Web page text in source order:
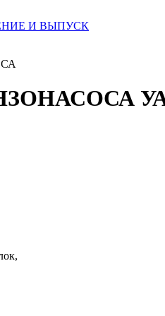
И ВЫПУСК